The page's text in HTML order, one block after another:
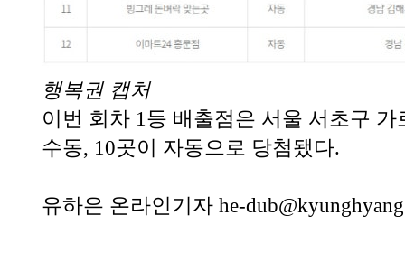
행복권 캡처
이번 회차 1등 배출점은 서울 서초구
수동, 10곳이 자동으로 당첨됐다.
유하은 온라인기자 he-